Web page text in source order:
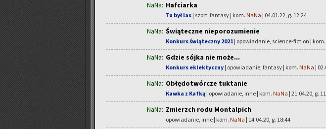
NaNa: Hafciarka
Tu był las | szort, fantasy | kom. NaNa | 04.01.22, g. 12:24
NaNa: Świąteczne nieporozumienie
Konkurs świąteczny 2021 | opowiadanie, science-fiction | kom.
NaNa: Gdzie sójka nie może...
Konkurs eklektyczny | opowiadanie, fantasy | kom. NaNa |
NaNa: Obłędotwórcze tuktanie
Kawka z Kafką | opowiadanie, inne | kom. NaNa | 21.04.20, g.
NaNa: Zmierzch rodu Montalpich
opowiadanie, inne | kom. NaNa | 14.04.20, g. 18:44